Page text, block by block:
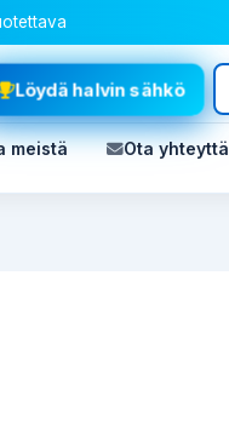
Löydä halvin sähkö
meistä Ota yhteyttä